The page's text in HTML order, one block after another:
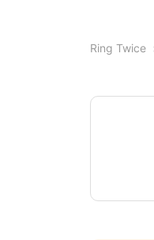
Ring Twice